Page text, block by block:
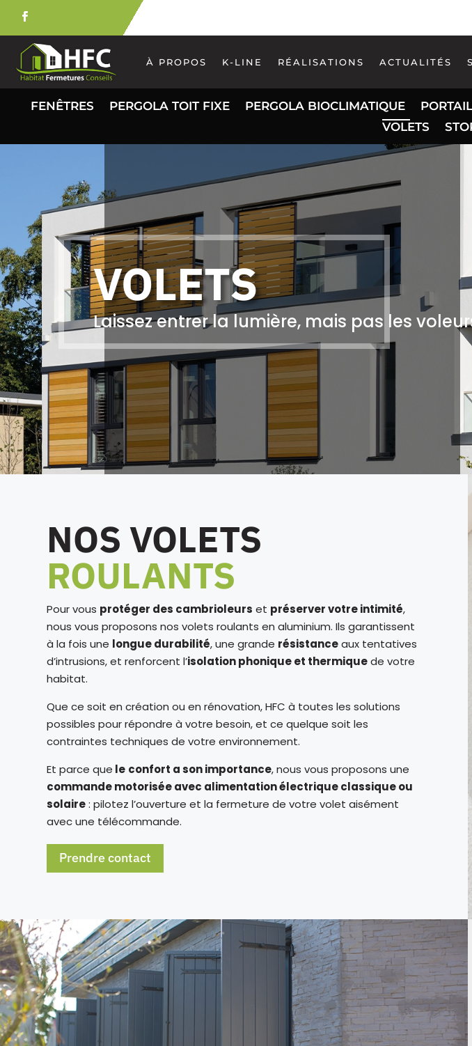
À PROPOS K-LINE RÉALISATIONS ACTUALITÉS
FENÊTRES PERGOLA TOIT FIXE PERGOLA BIOCLIMATIQUE
VOLETS
VOLETS
Laissez entrer la lumière, mais pas les
NOS VOLETS
ROULANTS
Pour vous protéger des cambrioleurs et préserver votre intimité,
nous vous proposons nos volets roulants en aluminium. Ils garantissent
à la fois une longue durabilité, une grande résistanceaux tentatives
d’intrusions, et renforcent l’isolation phonique et thermiquede votre
habitat.
Que ce soit en création ou en rénovation, HFC à toutes les solutions
possibles pour répondre à votre besoin, et ce quelque soit les
contraintes techniques de votre environnement.
Et parce que le confort a son importance, nous vous proposons une
commande motorisée avec alimentation électrique classique ou
solaire: pilotez l’ouverture et la fermeture de votre volet aisément
avec une télécommande.
Prendre contact